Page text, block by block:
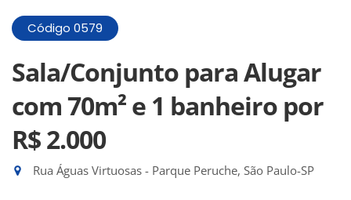
Código 0579
Sala/Conjunto para Alugar
com 70m² e 1 banheiro por
R$ 2.000
Rua Águas Virtuosas - Parque Peruche, São Paulo-SP